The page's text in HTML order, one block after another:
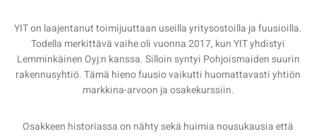
YIT on laajentanut toimijuuttaan useilla yritysostoilla ja fuusioilla.
Todella merkittävä vaihe oli vuonna 2017, kun YIT yhdistyi
Lemminkäinen Oyj:n kanssa. Silloin syntyi Pohjoismaiden suurin
rakennusyhtiö. Tämä hieno fuusio vaikutti huomattavasti yhtiön
markkina-arvoon ja osakekurssiin.
Osakkeen historiassa on nähty sekä huimia nousukausia että